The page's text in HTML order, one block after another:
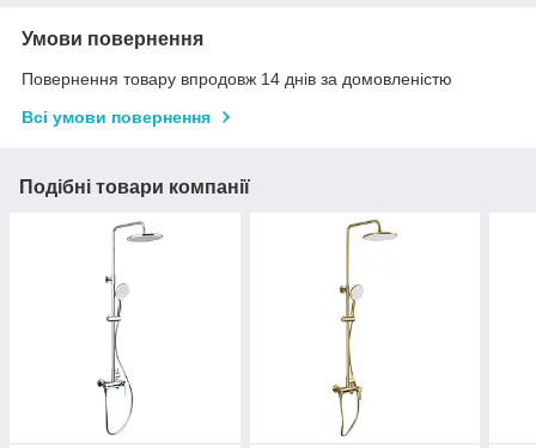
Умови повернення
Повернення товару впродовж 14 днів за домовленістю
Всі умови повернення
Подібні товари компанії